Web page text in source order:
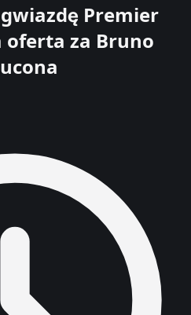
Premier
oferta za Bruno